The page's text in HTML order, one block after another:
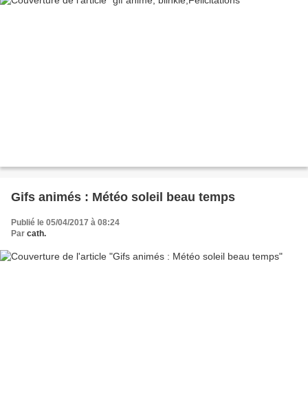
Gifs animés : Météo soleil beau temps
Publié le 05/04/2017 à 08:24
Par cath.